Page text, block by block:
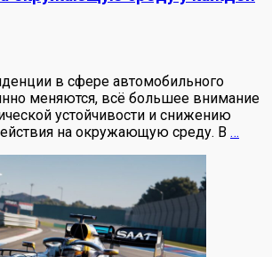
в сфере автомобильного
меняются, всё большее внимание
устойчивости и снижению
на окружающую среду. В …